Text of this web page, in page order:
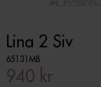
Lina 2 Siv
65131MB
940 kr